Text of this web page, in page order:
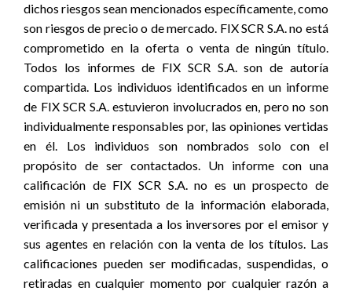
dichos riesgos sean mencionados específicamente, como
son riesgos de precio o de mercado. FIX SCR S.A. no está
comprometido en la oferta o venta de ningún título.
Todos los informes de FIX SCR S.A. son de autoría
compartida. Los individuos identificados en un informe
de FIX SCR S.A. estuvieron involucrados en, pero no son
individualmente responsables por, las opiniones vertidas
en él. Los individuos son nombrados solo con el
propósito de ser contactados. Un informe con una
calificación de FIX SCR S.A. no es un prospecto de
emisión ni un substituto de la información elaborada,
verificada y presentada a los inversores por el emisor y
sus agentes en relación con la venta de los títulos. Las
calificaciones pueden ser modificadas, suspendidas, o
retiradas en cualquier momento por cualquier razón a